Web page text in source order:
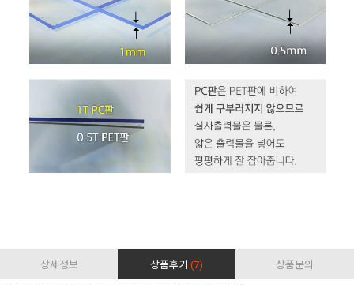
상세정보 상품후기 (7) 상품문의